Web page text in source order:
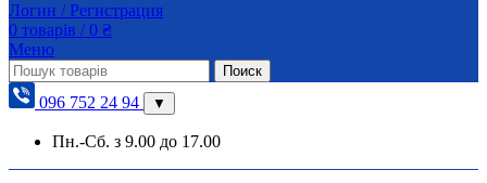
Логин / Регистрация
0 товарів / 0 ₴
Меню
Поиск
096 752 24 94 ▼
Пн.-Сб. з 9.00 до 17.00